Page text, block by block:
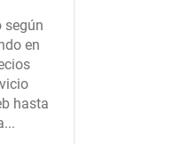
según
en
hasta